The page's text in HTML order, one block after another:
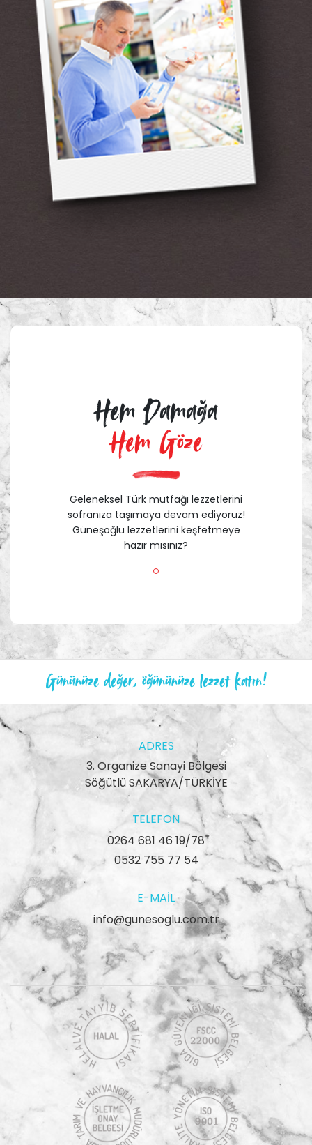
Hem Damağa
Hem Göze
Geleneksel Türk mutfağı lezzetlerini
sofranıza taşımaya devam ediyoruz!
Güneşoğlu lezzetlerini keşfetmeye
hazır mısınız?
Gününüze değer, öğününüze lezzet katın!
ADRES
3. Organize Sanayi Bölgesi
Söğütlü SAKARYA/TÜRKİYE
TELEFON
0264 681 46 19/78
0532 755 77 54
E-MAIL
info@gunesoglu.com.tr